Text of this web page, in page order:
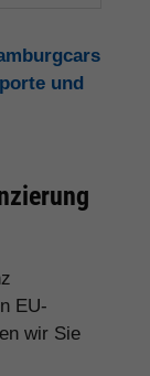
und
EU-
wir Sie